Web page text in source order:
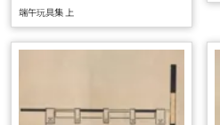
端午玩具集 上